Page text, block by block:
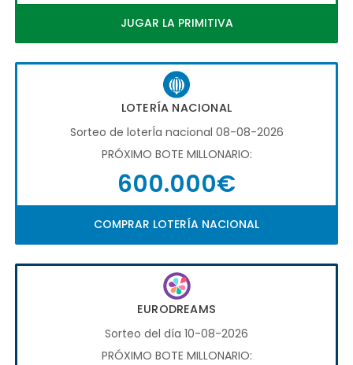
JUGAR LA PRIMITIVA
LOTERÍA NACIONAL
Sorteo de loterÍa nacional 08-08-2026
PRÓXIMO BOTE MILLONARIO:
600.000€
COMPRAR LOTERÍA NACIONAL
EURODREAMS
Sorteo del día 10-08-2026
PRÓXIMO BOTE MILLONARIO: